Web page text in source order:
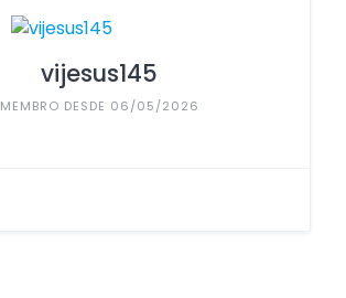
vijesus145
MEMBRO DESDE 06/05/2026